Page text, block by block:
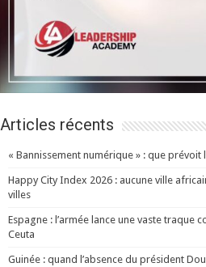
Articles récents
« Bannissement numérique » : que prévoit
Happy City Index 2026 : aucune ville
villes
Espagne : l’armée lance une vaste traque
Ceuta
Guinée : quand l’absence du président